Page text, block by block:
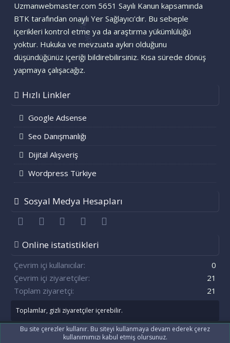
Uzmanwebmaster.com 5651 Sayılı Kanun kapsamında
BTK tarafından onaylı Yer Sağlayıcı'dır. Bu sebeple
içerikleri kontrol etme ya da araştırma yükümlülüğü
yoktur. Hukuka ve mevzuata aykırı olduğunu
düşündüğünüz içeriği bildirebilirsiniz. Kısa sürede dönüş
yapmaya çalışacağız.
Hızlı Linkler
Google Adsense
Seo Danışmanlığı
Dijital Alışveriş
Wordpress Türkiye
Sosyal Medya Hesapları
FacebookTwitter youtubeBize ulaşın
Online istatistikleri
Çevrim içi kullanıcılar
0
Çevrim içi ziyaretçiler
21
Toplam ziyaretçi
21
Toplamlar, gizli ziyaretçiler içerebilir.
Community platform by XenForo® © 2010-2021 XenForo Ltd.
Bu site çerezler kullanır. Bu siteyi kullanmaya devam ederek çerez
kullanımımızı kabul etmiş olursunuz.